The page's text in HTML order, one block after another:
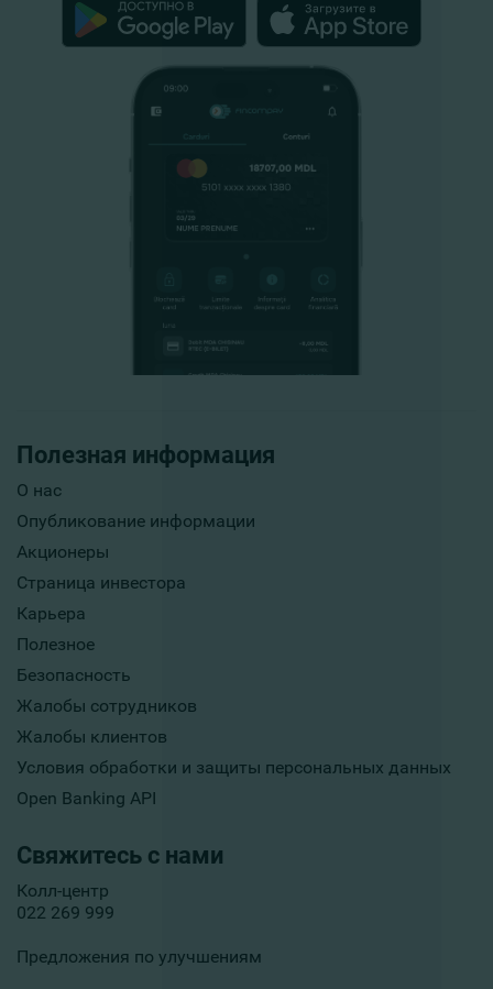
Полезная информация
О нас
Опубликование информации
Акционеры
Страница инвестора
Карьера
Полезное
Безопасность
Жалобы сотрудников
Жалобы клиентов
Условия обработки и защиты персональных данных
Open Banking API
Свяжитесь с нами
Колл-центр
022 269 999
Предложения по улучшениям